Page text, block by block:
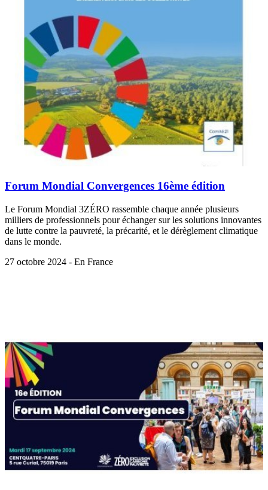
Forum Mondial Convergences 16ème édition
Le Forum Mondial 3ZÉRO rassemble chaque année plusieurs
milliers de professionnels pour échanger sur les solutions innovantes
de lutte contre la pauvreté, la précarité, et le dérèglement climatique
dans le monde.
27 octobre 2024 - En France